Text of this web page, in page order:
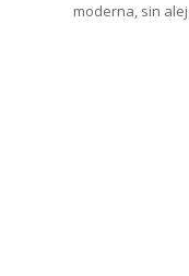
moderna, sin